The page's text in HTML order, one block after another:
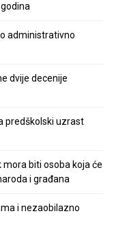
administrativno
dvije decenije
predškolski uzrast
mora biti osoba koja će
i građana
i nezaobilazno